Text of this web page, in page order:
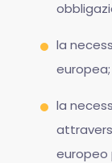
la
europea;
la
europeo